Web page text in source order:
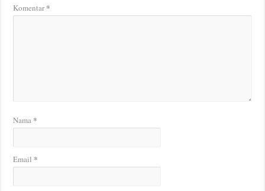
Komentar*
Nama *
Email *